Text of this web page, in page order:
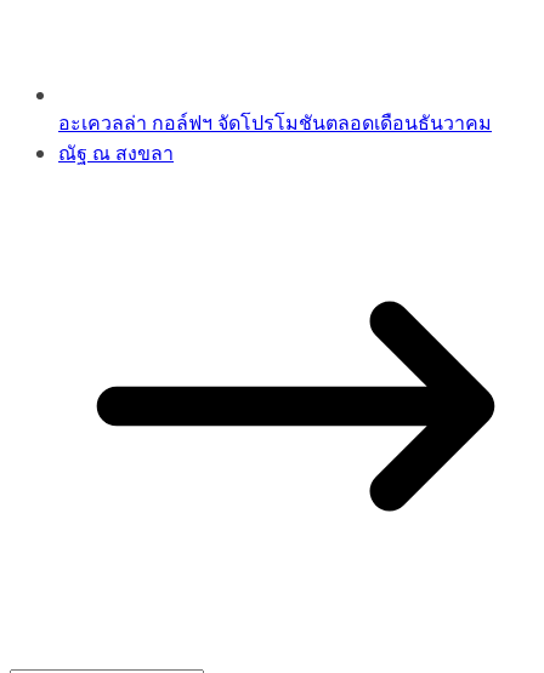
อะเควลล่า กอล์ฟฯ จัดโปรโมชันตลอดเดือนธันวาคม
ณัฐ ณ สงขลา